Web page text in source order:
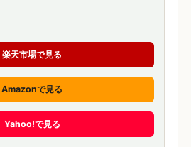
楽天市場で見る
Amazonで見る
Yahoo!で見る